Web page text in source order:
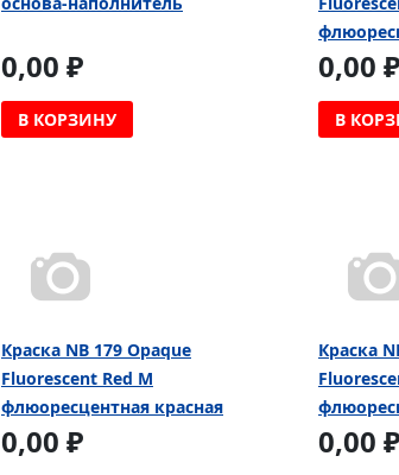
0,00 ₽
В КОРЗИНУ
0,00 ₽
В
Краска NB 179 Opaque
Fluorescent Red M
флюоресцентная красная
0,00 ₽
Краска
0,00 ₽